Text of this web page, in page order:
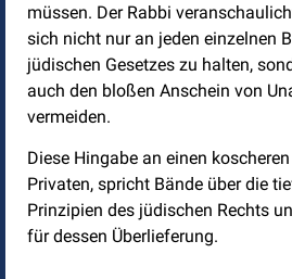
müssen. Der Rabbi
sich nicht nur an jeden einzelnen
jüdischen Gesetzes zu halten,
auch den bloßen Anschein von
vermeiden.
Diese Hingabe an einen
Privaten, spricht Bände über die
Prinzipien des jüdischen Rechts
für dessen Überlieferung.